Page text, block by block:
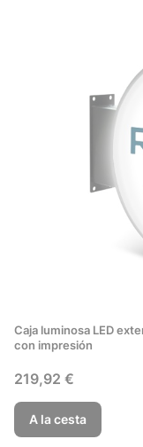
Caja luminosa LED
con impresión
Precio
219,92 €
A la cesta